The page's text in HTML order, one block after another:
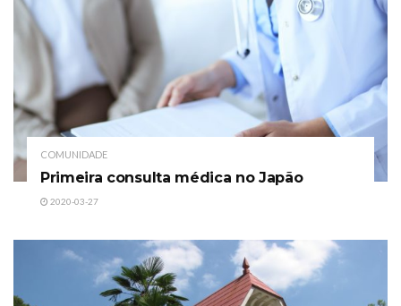
COMUNIDADE
Primeira consulta médica no Japão
2020-03-27